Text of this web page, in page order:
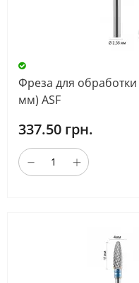
Фреза для
мм) ASF
337.50 грн.